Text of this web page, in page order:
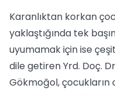
Karanlıktan korkan
yaklaştığında tek
uyumamak için ise
dile getiren Yrd. Doç.
Gökmoğol, çocukların